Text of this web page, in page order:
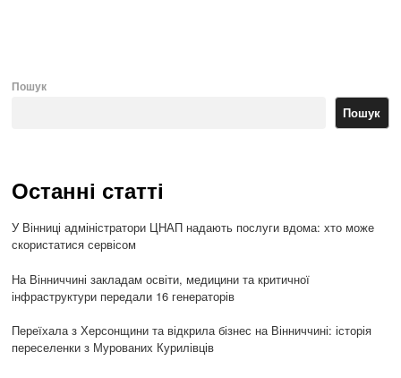
Пошук
Пошук
Останні статті
У Вінниці адміністратори ЦНАП надають послуги вдома: хто може
скористатися сервісом
На Вінниччині закладам освіти, медицини та критичної
інфраструктури передали 16 генераторів
Переїхала з Херсонщини та відкрила бізнес на Вінниччині: історія
переселенки з Мурованих Курилівців